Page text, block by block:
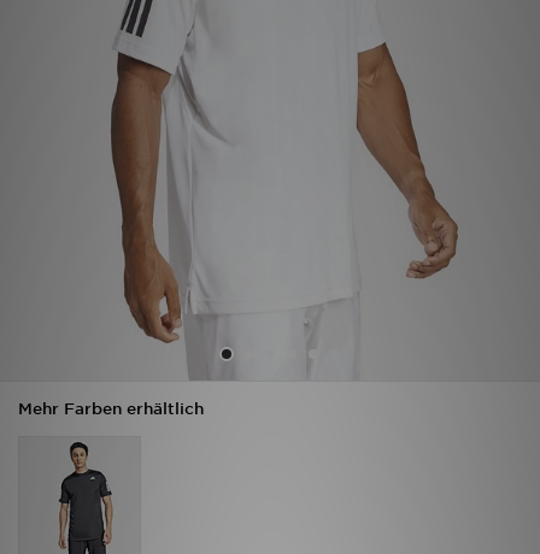
Mehr Farben erhältlich
Lade die APP
Hilfe & Kontakt
Geschenkgutschein